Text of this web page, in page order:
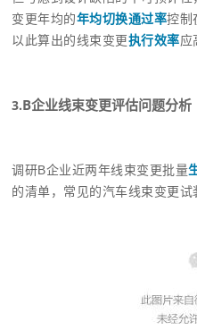
变更年均的年均切换通过率控制
以此算出的线束变更执行效率应
3.B企业线束变更评估问题分析
调研B企业近两年线束变更批量
的清单，常见的汽车线束变更试